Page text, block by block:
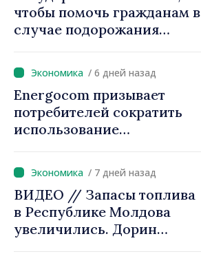
чтобы помочь гражданам в
случае подорожания
Председатель парламента
Игорь Гросу:
«Правительство
предложит решения, мы не
можем оставить людей
цен»
/ 6 дней назад
Energocom призывает
потребителей сократить
использование
/ 7 дней назад
ВИДЕО // Запасы топлива
в Республике Молдова
увеличились. Дорин